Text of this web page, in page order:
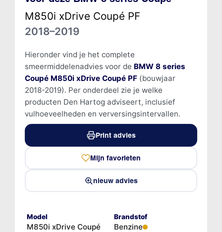
M850i xDrive Coupé PF
2018–2019
Hieronder vind je het complete
smeermiddelenadvies voor de BMW 8 series
Coupé M850i xDrive Coupé PF(bouwjaar
2018-2019). Per onderdeel zie je welke
producten Den Hartog adviseert, inclusief
vulhoeveelheden en verversingsintervallen.
Print advies
Mijn favorieten
nieuw advies
Model
M850i xDrive Coupé
Brandstof
Benzine